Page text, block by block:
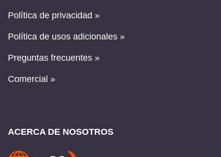
Política de privacidad »
Política de usos adicionales »
Preguntas frecuentes »
Comercial »
ACERCA DE NOSOTROS